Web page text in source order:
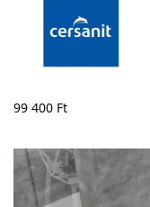
99 400 Ft